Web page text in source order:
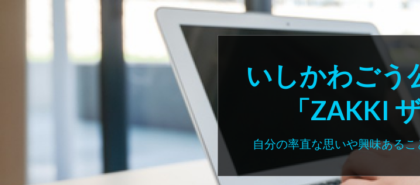
いしかわごう
「ZAKKI
自分の率直な思いや興味ある